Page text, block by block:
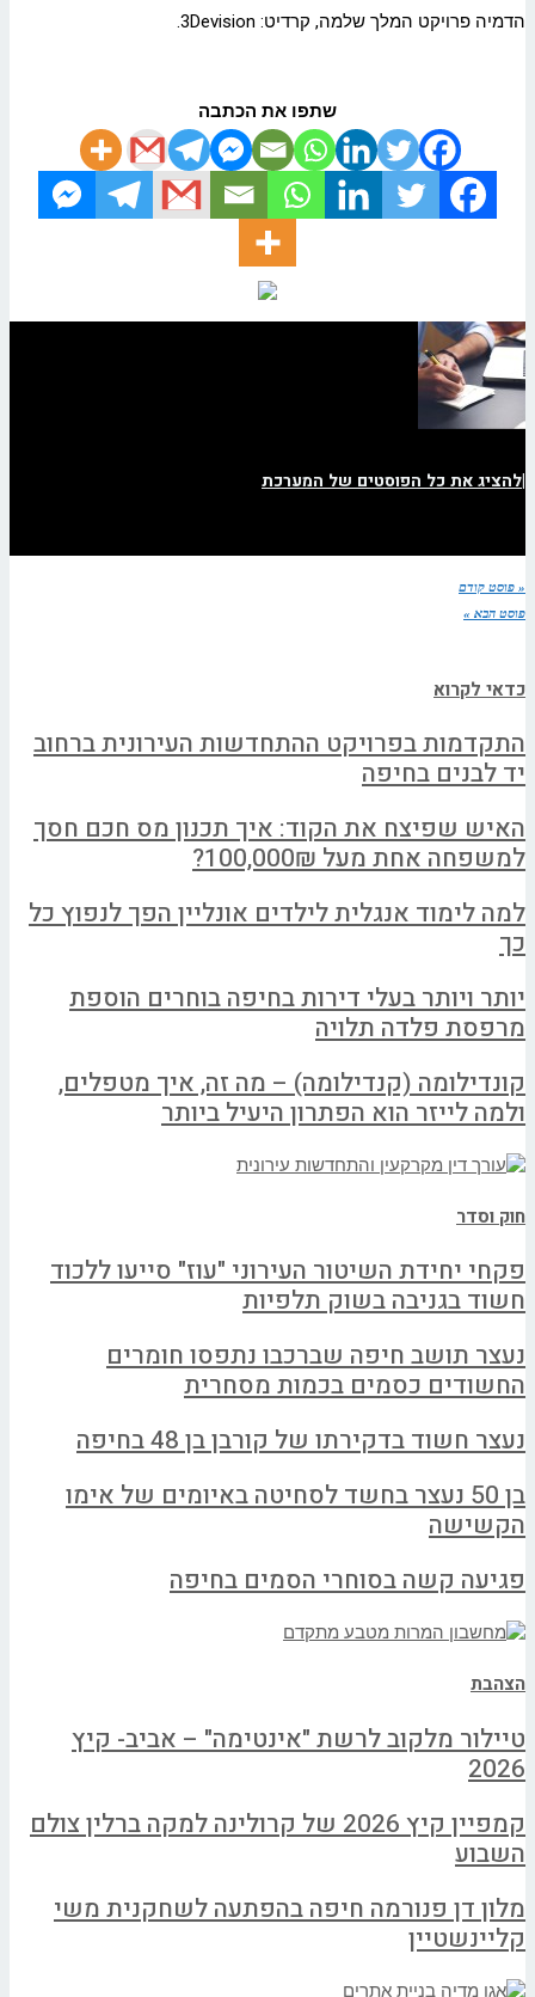
הדמיה פרויקט המלך שלמה, קרדיט: 3Devision.
שתפו את הכתבה
|להציג את כל הפוסטים של המערכת
« פוסט קודם
פוסט הבא »
כדאי לקרוא
התקדמות בפרויקט ההתחדשות העירונית ברחוב
יד לבנים בחיפה
האיש שפיצח את הקוד: איך תכנון מס חכם חסך
למשפחה אחת מעל 100,000₪?
למה לימוד אנגלית לילדים אונליין הפך לנפוץ כל
כך
יותר ויותר בעלי דירות בחיפה בוחרים הוספת
מרפסת פלדה תלויה
קונדילומה (קנדילומה) – מה זה, איך מטפלים,
ולמה לייזר הוא הפתרון היעיל ביותר
חוק וסדר
פקחי יחידת השיטור העירוני "עוז" סייעו ללכוד
חשוד בגניבה בשוק תלפיות
נעצר תושב חיפה שברכבו נתפסו חומרים
החשודים כסמים בכמות מסחרית
נעצר חשוד בדקירתו של קורבן בן 48 בחיפה
בן 50 נעצר בחשד לסחיטה באיומים של אימו
הקשישה
פגיעה קשה בסוחרי הסמים בחיפה
הצהבת
טיילור מלקוב לרשת "אינטימה" – אביב- קיץ
2026
קמפיין קיץ 2026 של קרולינה למקה ברלין צולם
השבוע
מלון דן פנורמה חיפה בהפתעה לשחקנית משי
קליינשטיין